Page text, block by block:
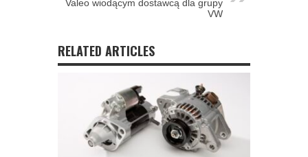
Valeo wiodącym dostawcą dla grupy
VW
RELATED ARTICLES